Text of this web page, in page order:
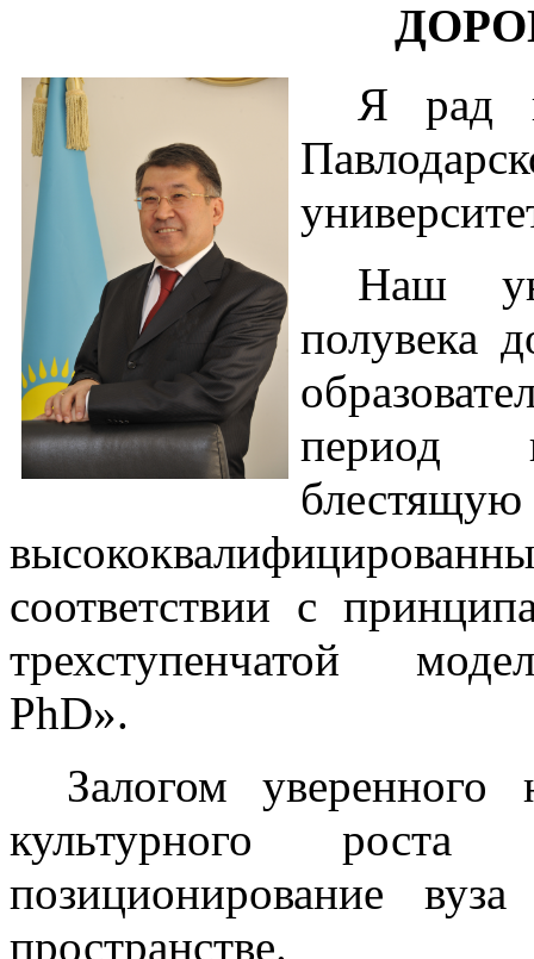
Я рад
Наш
полувека
период
соответствии с
трехступенчатой
PhD».
Залогом уверенного
культурного
позиционирование
пространстве.